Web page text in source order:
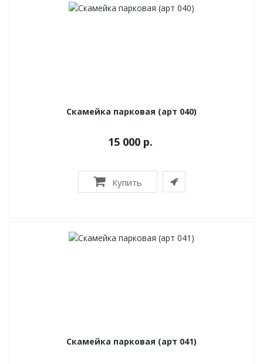
Скамейка парковая (арт 040)
15 000 р.
Купить
Скамейка парковая (арт 041)